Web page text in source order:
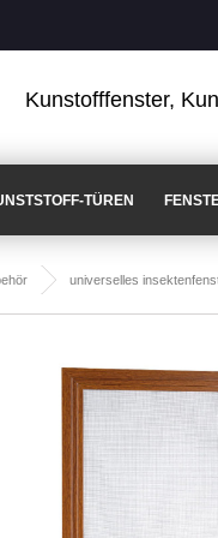
Kunstofffenster,
TÜREN
universelles